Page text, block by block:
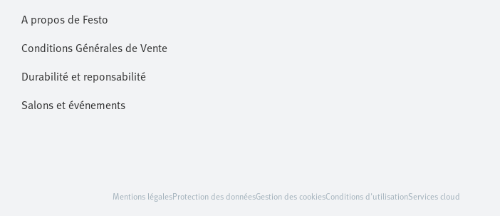
A propos de Festo
Conditions Générales de Vente
Durabilité et reponsabilité
Salons et événements
Mentions légalesProtection des donnéesGestion des cookiesConditions d'utilisationServices cloud